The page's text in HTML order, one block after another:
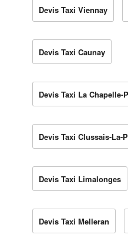
Devis Taxi Viennay
Devis Taxi Caunay
Devis Taxi La
Devis Taxi Clussais-La-
Devis Taxi Limalonges
Devis Taxi Melleran